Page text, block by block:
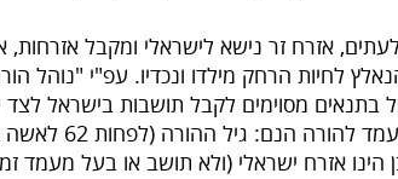
לעתים, אזרח זר נישא לישראלי ומקבל אזרחות,
לחיות הרחק מילדו ונכדיו. עפ"י "נוהל
מסוימים לקבל תושבות בישראל לצד
הינו אזרח ישראלי (ולא תושב או בעל מעמד